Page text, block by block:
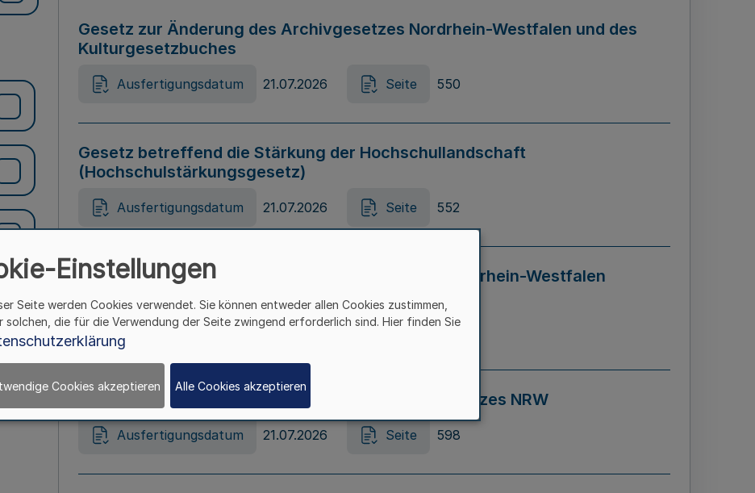
Gesetz zur Änderung des Archivgesetzes Nordrhein-Westfalen und des
Kulturgesetzbuches
Ausfertigungsdatum 21.07.2026 Seite 550
Gesetz betreffend die Stärkung der Hochschullandschaft
(Hochschulstärkungsgesetz)
Ausfertigungsdatum 21.07.2026 Seite 552
Gesetz zur Vermeidung von Diskriminierung in Nordrhein-Westfalen
(Landesantidiskriminierungsgesetz – LADG NRW)
Ausfertigungsdatum 21.07.2026 Seite 595
Gesetz zur Änderung des Online-Casinospiel Gesetzes NRW
Ausfertigungsdatum 21.07.2026 Seite 598
Einstellungen
Seite werden Cookies verwendet. Sie können entweder allen Cookies zustimmen,
solchen, die für die Verwendung der Seite zwingend erforderlich sind. Hier finden Sie
Cookies akzeptieren Alle Cookies akzeptieren